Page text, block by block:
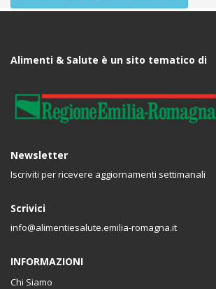
Alimenti & Salute è un sito tematico di
Newsletter
Iscriviti per ricevere aggiornamenti settimanali
Scrivici
info@alimentiesalute.emilia-romagna.it
INFORMAZIONI
Chi Siamo